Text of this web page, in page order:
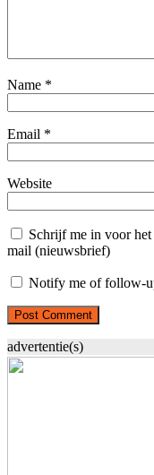
Name *
Email *
Website
Schrijf me in voor
mail (nieuwsbrief)
Notify me of follow-
advertentie(s)